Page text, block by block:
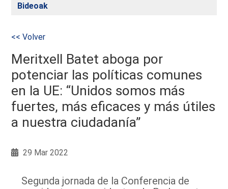
Bideoak
<< Volver
Meritxell Batet aboga por
potenciar las políticas comunes
en la UE: “Unidos somos más
fuertes, más eficaces y más útiles
a nuestra ciudadanía”
29 Mar 2022
Segunda jornada de la Conferencia de